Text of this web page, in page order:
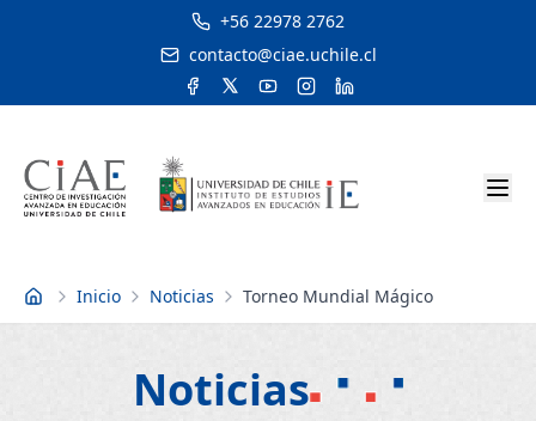
+56 22978 2762
contacto@ciae.uchile.cl
Inicio Inicio Noticias Torneo Mundial Mágico
Noticias